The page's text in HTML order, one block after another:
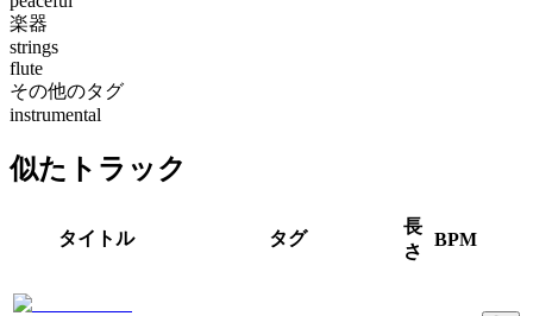
楽器
strings
flute
その他のタグ
instrumental
似たトラック
タイトル タグ
長
さ
BPM